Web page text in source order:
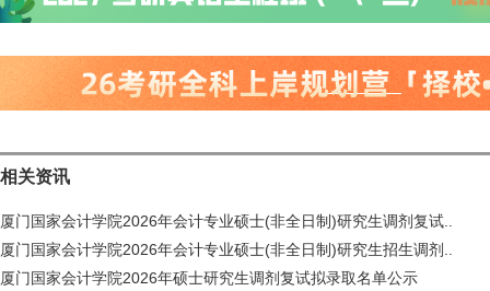
相关资讯
厦门国家会计学院2026年会计专业硕士(非全日制)研究生调剂复试..
厦门国家会计学院2026年会计专业硕士(非全日制)研究生招生调剂..
厦门国家会计学院2026年硕士研究生调剂复试拟录取名单公示